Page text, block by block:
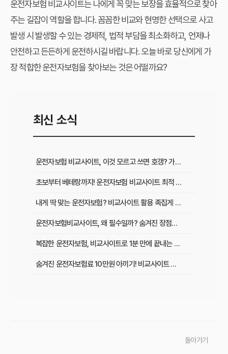
운전자보험 비교사이트는 나에게 꼭 맞는 보장을 효율적으로 찾아
주는 길잡이 역할을 합니다. 꼼꼼한 비교와 현명한 선택으로 사고
발생 시 발생할 수 있는 경제적, 법적 부담을 최소화하고, 언제나
안전하고 든든하게 운전하시길 바랍니다. 오늘 바로 당신에게 가
장 적합한 운전자보험을 찾아보는 것은 어떨까요?
최신 소식
운전자보험 비교사이트, 이것 모르고 쓰면 호갱? 가입 전 필수 확인사항
초보부터 베테랑까지! 운전자보험 비교사이트 최적 활용법과 맞춤 플랜
내게 딱 맞는 운전자보험? 비교사이트 활용 족집게 가이드 & 성공 후기
운전자보험비교사이트, 왜 필수일까? 숨겨진 장점과 현명하게 활용하는 비법
복잡한 운전자보험, 비교사이트로 1분 만에 끝내는 최적 보험료 찾기
숨겨진 운전자보험료 10만원 아끼기! 비교사이트 활용법 이것부터 확인
돌아가기